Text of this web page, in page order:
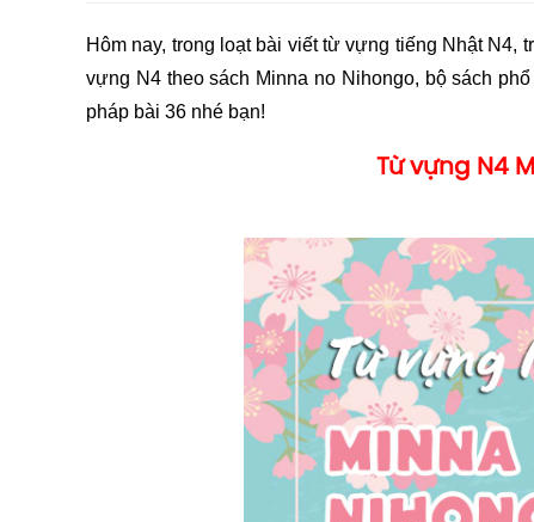
Hôm nay, trong loạt bài viết từ vựng tiếng Nhật N4,
vựng N4 theo sách Minna no Nihongo, bộ sách
pháp bài 36 nhé bạn!
Từ vựng N4